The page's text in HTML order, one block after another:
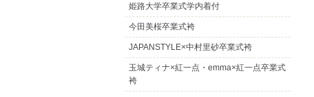
姫路大学卒業式学内着付
今田美桜卒業式袴
JAPANSTYLE×中村里砂卒業式袴
玉城ティナ×紅一点・emma×紅一点卒業式
袴